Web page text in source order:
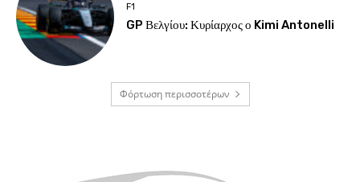
F1
GP Βελγίου: Κυρίαρχος ο Kimi Antonelli
Φόρτωση περισσοτέρων